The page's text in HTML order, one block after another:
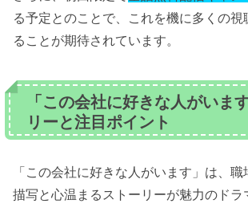
る予定とのことで、これを機に多くの視
ることが期待されています。
「この会社に好きな人がいま
リーと注目ポイント
「この会社に好きな人がいます」は、
描写と心温まるストーリーが魅力のドラ